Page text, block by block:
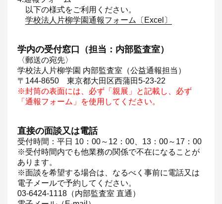
以下の様式をご利用ください。
学校法人片柳学園通報フォーム〔Excel〕
学内の受付窓口（担当：内部監査室）
〈郵送の宛先〉
学校法人片柳学園 内部監査室（公益通報担当）
〒144-8650 東京都大田区西蒲田5-23-22
※封筒の表面には、必ず「親展」と記載し、必ず
「通報フォーム」を使用してください。
直接の面談又は電話
受付時間：平日 10：00～12：00、13：00～17：00
※受付時間内でも他業務の関係で不在になることが
あります。
※面談を希望する場合は、なるべく事前に電話又は
電子メールで予約してください。
03-6424-1118（内部監査室 直通）